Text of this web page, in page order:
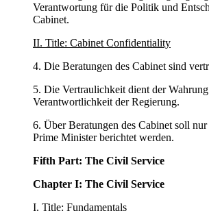
Verantwortung für die Politik und
Cabinet.
II. Title: Cabinet Confidentiality
4. Die Beratungen des Cabinet sind
5. Die Vertraulichkeit dient der
Verantwortlichkeit der Regierung.
6. Über Beratungen des Cabinet soll
Prime Minister berichtet werden.
Fifth Part: The Civil Service
Chapter I: The Civil Service
I. Title: Fundamentals